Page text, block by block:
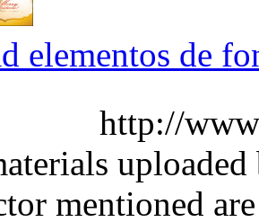
elementos de
http://
mentioned